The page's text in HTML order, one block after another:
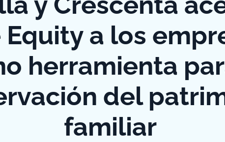
a los
herramienta
del
familiar